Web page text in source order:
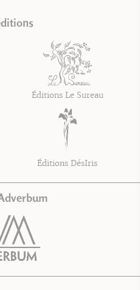
Éditions Le Sureau
Éditions DésIris